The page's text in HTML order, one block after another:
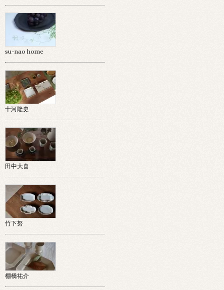
su-nao home
十河隆史
田中大喜
竹下努
棚橋祐介